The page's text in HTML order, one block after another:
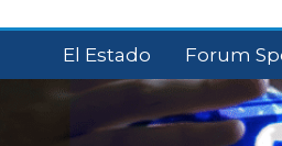
contenidoEl Estado Forum